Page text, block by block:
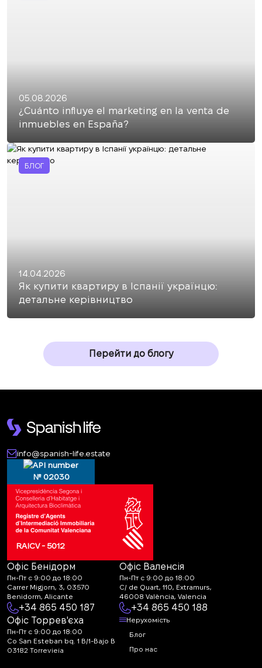
05.08.2026
¿Cuánto influye el marketing en la venta de
inmuebles en España?
БЛОГ
14.04.2026
Як купити квартиру в Іспанії українцю:
детальне керівництво
Перейти до блогу
info@spanish-life.estate
№ 02030
RAICV - 5012
Офіс Бенідорм
Пн-Пт с 9:00 до 18:00
Carrer Migjorn, 3, 03570
Benidorm, Alicante
+34 865 450 187
Офіс Валенсія
Пн-Пт с 9:00 до 18:00
C/ de Quart, 110, Extramurs,
46008 València, Valencia
+34 865 450 188
Офіс Торрев'єха
Пн-Пт с 9:00 до 18:00
Co San Esteban bq. 1 B/1-Bajo B
03182 Torrevieja
Нерухомість
Блог
Про нас